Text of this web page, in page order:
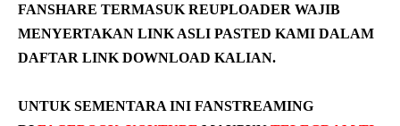
FANSHARE TERMASUK REUPLOADER WAJIB
MENYERTAKAN LINK ASLI PASTED KAMI DALAM
DAFTAR LINK DOWNLOAD KALIAN.
UNTUK SEMENTARA INI FANSTREAMING